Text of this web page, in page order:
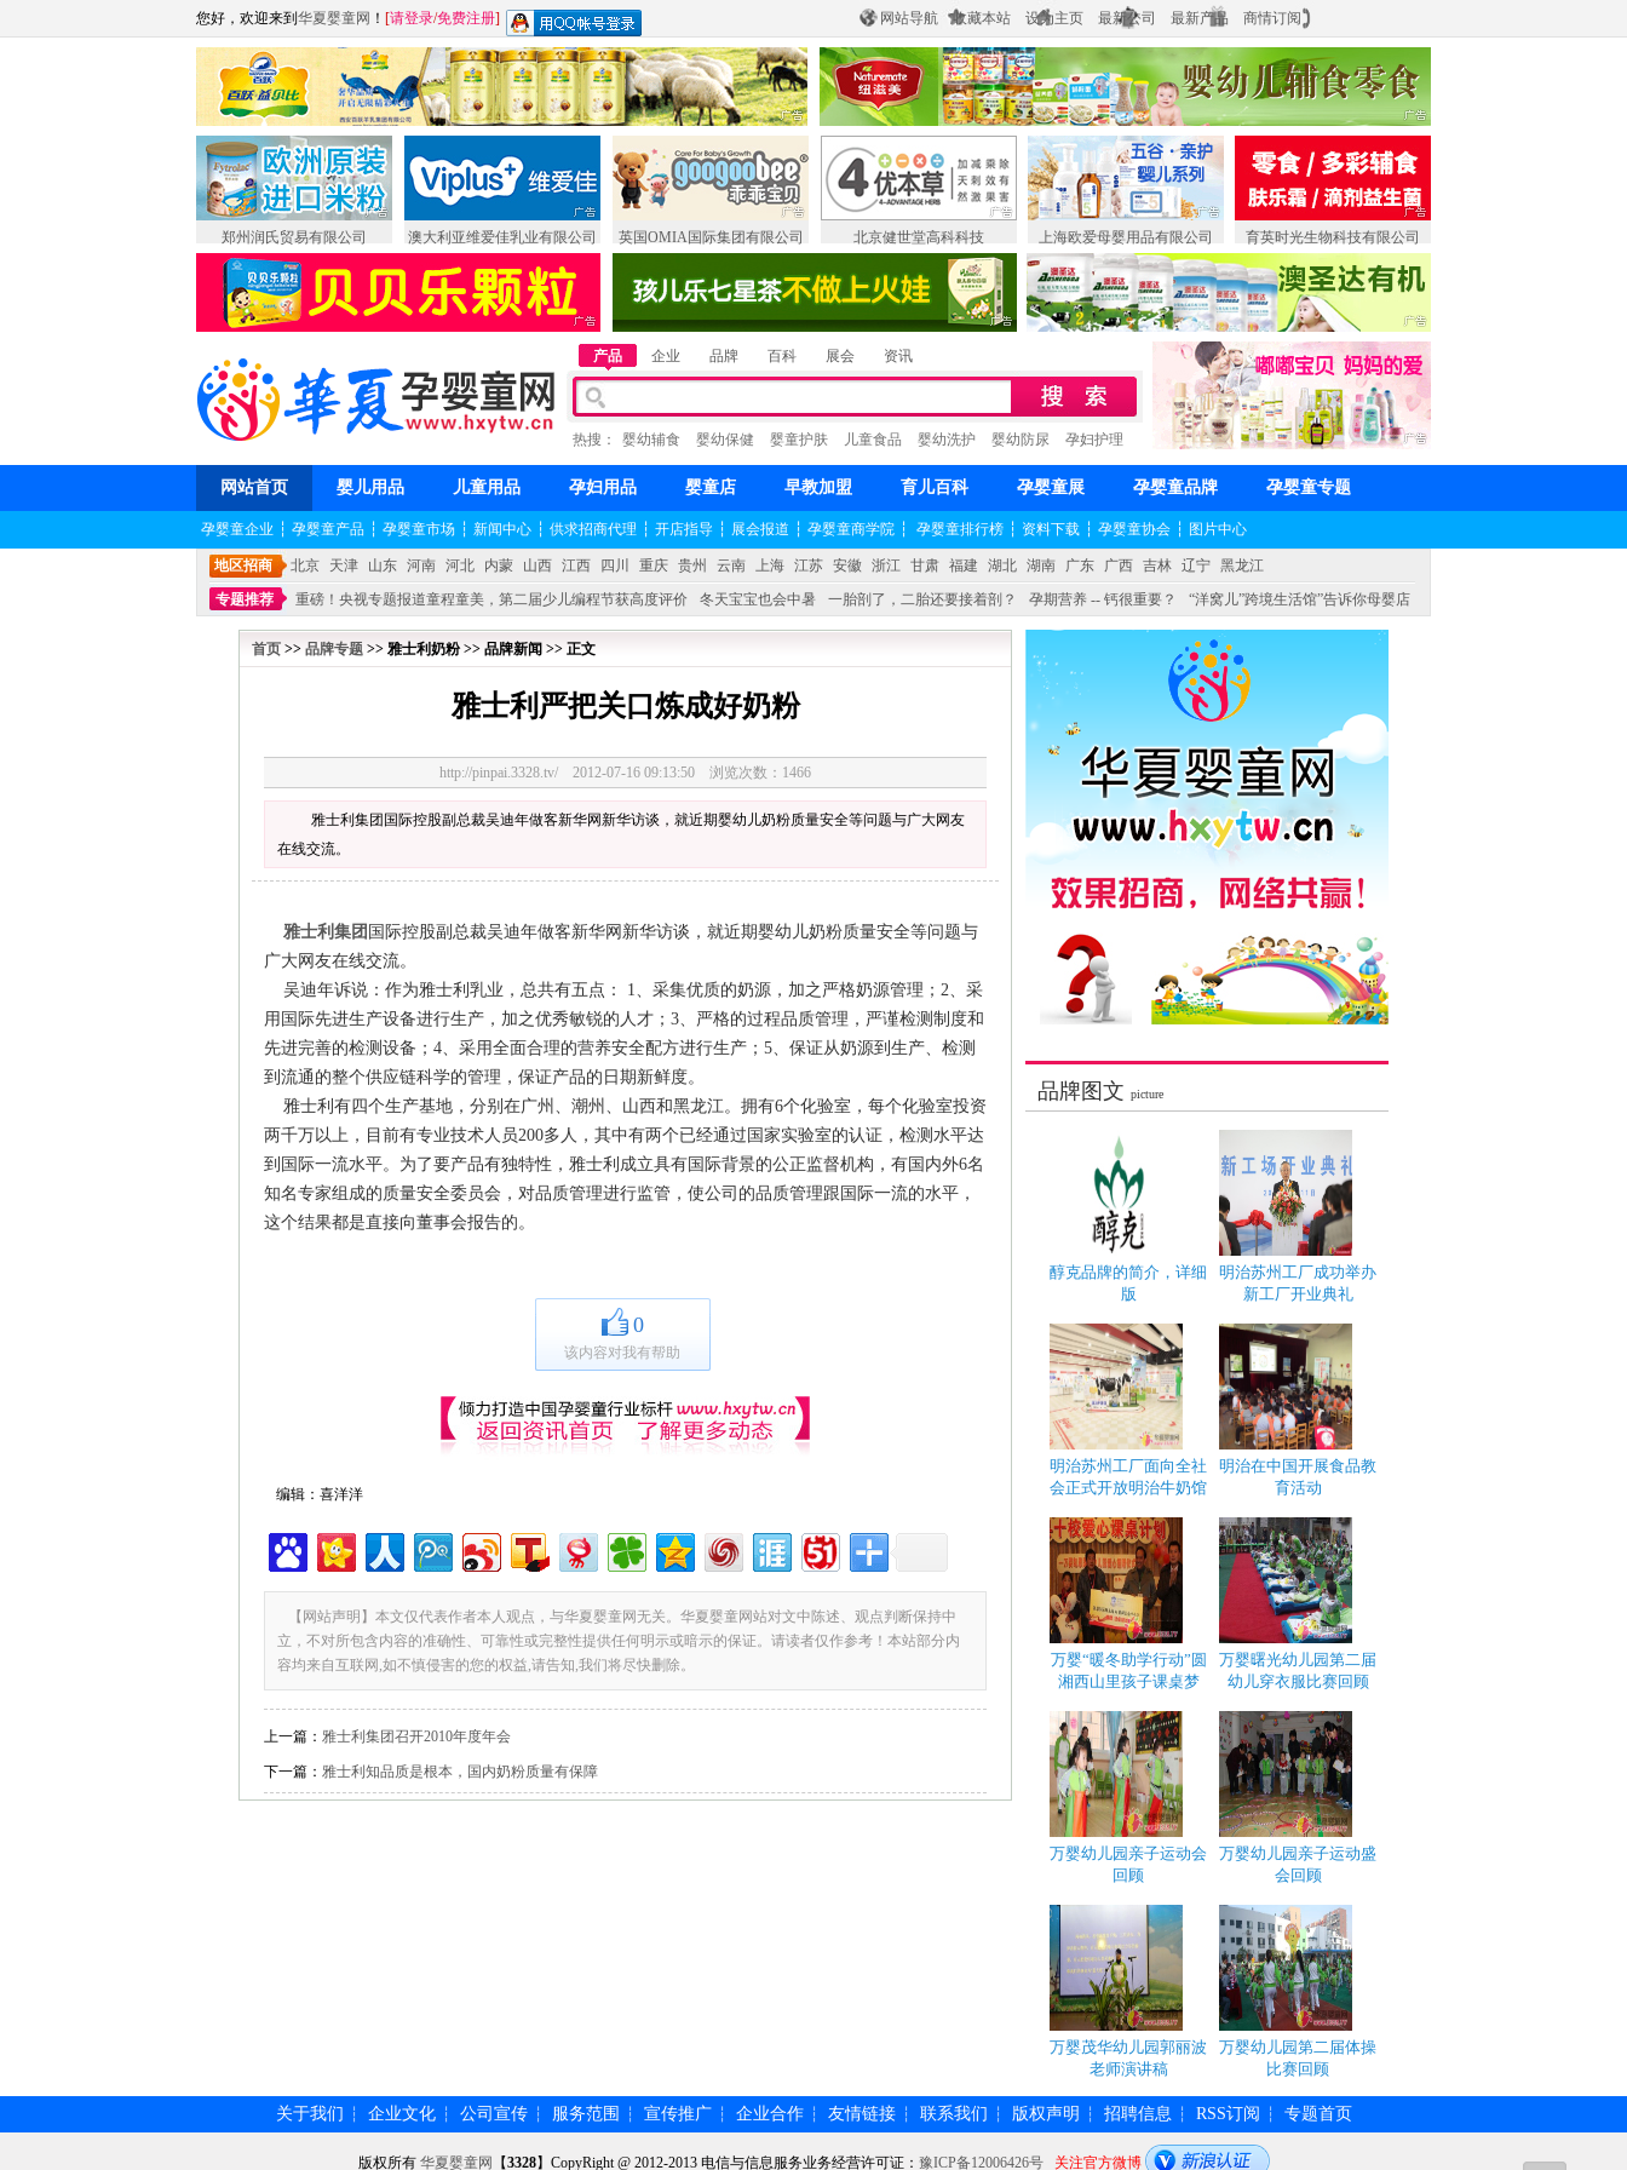
网站导航 收藏本站 设为主页 最新公司 最新产品 商情订阅
您好，欢迎来到 华夏婴童网 ！ [请登录/免费注册]
郑州润氏贸易有限公司 澳大利亚维爱佳乳业有限公司 英国OMIA国际集团有限公司 北京健世堂高科科技 上海欧爱母婴用品有限公司 育英时光生物科技有限公司
产品 企业 品牌 百科 展会 资讯
热搜： 婴幼辅食 婴幼保健 婴童护肤 儿童食品 婴幼洗护 婴幼防尿 孕妇护理
网站首页 婴儿用品 儿童用品 孕妇用品 婴童店 早教加盟 育儿百科 孕婴童展 孕婴童品牌 孕婴童专题
孕婴童企业 ┆ 孕婴童产品 ┆ 孕婴童市场 ┆ 新闻中心 ┆ 供求招商代理 ┆ 开店指导 ┆ 展会报道 ┆ 孕婴童商学院 ┆ 孕婴童排行榜 ┆ 资料下载 ┆ 孕婴童协会 ┆ 图片中心
地区招商 北京 天津 山东 河南 河北 内蒙 山西 江西 四川 重庆 贵州 云南 上海 江苏 安徽 浙江 甘肃 福建 湖北 湖南 广东 广西 吉林 辽宁 黑龙江
专题推荐
重磅！央视专题报道童程童美，第二届少儿编程节获高度评价 冬天宝宝也会中暑 一胎剖了，二胎还要接着剖？ 孕期营养 -- 钙很重要？
“洋窝儿”跨境生活馆”告诉你母婴店
不能再单纯地销售产品,而要向增强服务转型,毕竟母婴产品比较特殊。”
妇幼广场 免租了！
首页 >> 品牌专题 >> 雅士利奶粉 >> 品牌新闻 >> 正文
雅士利严把关口炼成好奶粉
http://pinpai.3328.tv/ 2012-07-16 09:13:50 浏览次数：1466
雅士利集团国际控股副总裁吴迪年做客新华网新华访谈，就近期婴幼儿奶粉质量安全等问题与广大网友
在线交流。
雅士利集团 国际控股副总裁吴迪年做客新华网新华访谈，就近期婴幼儿奶粉质量安全等问题与
广大网友在线交流。
吴迪年诉说：作为雅士利乳业，总共有五点： 1、采集优质的奶源，加之严格奶源管理；2、采
用国际先进生产设备进行生产，加之优秀敏锐的人才；3、严格的过程品质管理，严谨检测制度和
先进完善的检测设备；4、采用全面合理的营养安全配方进行生产；5、保证从奶源到生产、检测
到流通的整个供应链科学的管理，保证产品的日期新鲜度。
雅士利有四个生产基地，分别在广州、潮州、山西和黑龙江。拥有6个化验室，每个化验室投资
两千万以上，目前有专业技术人员200多人，其中有两个已经通过国家实验室的认证，检测水平达
到国际一流水平。为了要产品有独特性，雅士利成立具有国际背景的公正监督机构，有国内外6名
知名专家组成的质量安全委员会，对品质管理进行监管，使公司的品质管理跟国际一流的水平，
这个结果都是直接向董事会报告的。
0
该内容对我有帮助
编辑：喜洋洋
【网站声明】本文仅代表作者本人观点，与华夏婴童网无关。华夏婴童网站对文中陈述、观点判断保持中
立，不对所包含内容的准确性、可靠性或完整性提供任何明示或暗示的保证。请读者仅作参考！本站部分内
容均来自互联网,如不慎侵害的您的权益,请告知,我们将尽快删除。
上一篇： 雅士利集团召开2010年度年会
下一篇： 雅士利知品质是根本，国内奶粉质量有保障
品牌图文 picture
醇克品牌的简介，详细
版
明治苏州工厂成功举办
新工厂开业典礼
明治苏州工厂面向全社
会正式开放明治牛奶馆
明治在中国开展食品教
育活动
万婴“暖冬助学行动”圆
湘西山里孩子课桌梦
万婴曙光幼儿园第二届
幼儿穿衣服比赛回顾
万婴幼儿园亲子运动会
回顾
万婴幼儿园亲子运动盛
会回顾
万婴茂华幼儿园郭丽波
老师演讲稿
万婴幼儿园第二届体操
比赛回顾
关于我们 ┆ 企业文化 ┆ 公司宣传 ┆ 服务范围 ┆ 宣传推广 ┆ 企业合作 ┆ 友情链接 ┆ 联系我们 ┆ 版权声明 ┆ 招聘信息 ┆ RSS订阅 ┆ 专题首页
版权所有 华夏婴童网 【3328】CopyRight @ 2012-2013 电信与信息服务业务经营许可证： 豫ICP备12006426号 关注官方微博